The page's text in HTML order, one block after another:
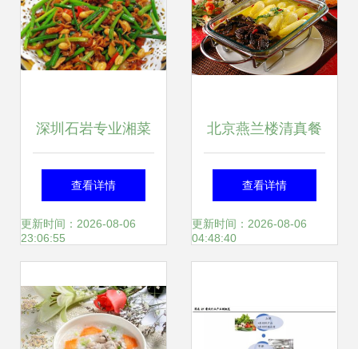
深圳石岩专业湘菜
厨师速成班 继承经
典、速成实战，为
查看详情
更新时间：2026-08-06
23:06:55
北京燕兰楼清真餐
饮管理的卓越之道
查看详情
更新时间：2026-08-06
04:48:40